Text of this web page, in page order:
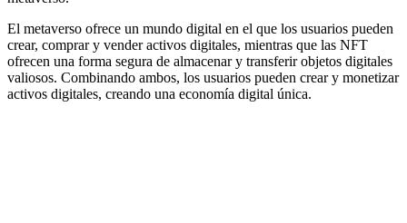
El metaverso ofrece un mundo digital en el que los usuarios pueden
crear, comprar y vender activos digitales, mientras que las NFT
ofrecen una forma segura de almacenar y transferir objetos digitales
valiosos. Combinando ambos, los usuarios pueden crear y monetizar
activos digitales, creando una economía digital única.